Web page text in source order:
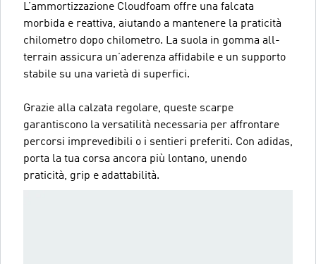
L’ammortizzazione Cloudfoam offre una falcata
morbida e reattiva, aiutando a mantenere la praticità
chilometro dopo chilometro. La suola in gomma all-
terrain assicura un’aderenza affidabile e un supporto
stabile su una varietà di superfici.
Grazie alla calzata regolare, queste scarpe
garantiscono la versatilità necessaria per affrontare
percorsi imprevedibili o i sentieri preferiti. Con adidas,
porta la tua corsa ancora più lontano, unendo
praticità, grip e adattabilità.